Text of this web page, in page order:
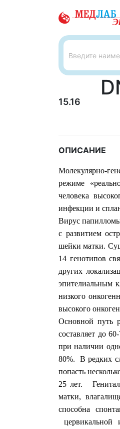
15.16
ОПИСАНИЕ
Молекулярно-
режиме
человека
инфекции и
Вирус
с развитием
шейки матки.
14 генотипов
других
эпителиальным
низкого
высокого
Основной путь
составляет до
при наличии
80%. В редких
попасть
25 лет.
матки,
способна
цервикальной